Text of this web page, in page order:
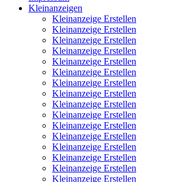
Kleinanzeigen
Kleinanzeige Erstellen
Kleinanzeige Erstellen
Kleinanzeige Erstellen
Kleinanzeige Erstellen
Kleinanzeige Erstellen
Kleinanzeige Erstellen
Kleinanzeige Erstellen
Kleinanzeige Erstellen
Kleinanzeige Erstellen
Kleinanzeige Erstellen
Kleinanzeige Erstellen
Kleinanzeige Erstellen
Kleinanzeige Erstellen
Kleinanzeige Erstellen
Kleinanzeige Erstellen
Kleinanzeige Erstellen